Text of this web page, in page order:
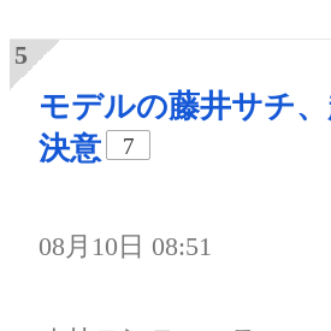
モデルの藤井サチ
決意
7
08月10日 08:51